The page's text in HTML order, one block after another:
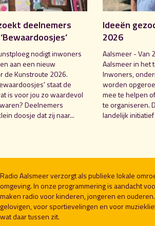
deelnemers
nodigt inwoners
aan een nieuw
de Kunstroute 2026.
staat de
is voor jou zo waardevol
Deelnemers
doosje dat zij naar...
Ideeën
2026
Aalsmeer - Van
Aalsmeer in het
Inwoners,
worden
mee te helpen
te organiseren.
landelijk
Radio Aalsmeer verzorgt als publieke lokale
omgeving. In onze programmering is aandacht
maken radio voor kinderen, jongeren en
gelovigen, voor sportievelingen en voor
wat daar tussen zit.